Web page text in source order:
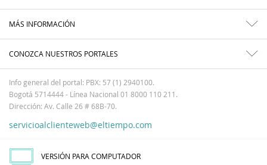
MÁS INFORMACIÓN
CONOZCA NUESTROS PORTALES
Info general del portal: PBX: 57 (1) 2940100.
Bogotá 5714444 - Línea Nacional 01 8000 110 211.
Dirección: Av. Calle 26 # 68B-70.
servicioalclienteweb@eltiempo.com
VERSIÓN PARA COMPUTADOR